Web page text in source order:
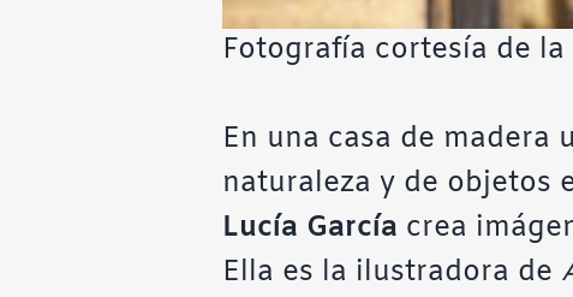
Fotografía cortesía de
En una casa de madera
naturaleza y de objetos
Lucía García crea
Ella es la ilustradora de